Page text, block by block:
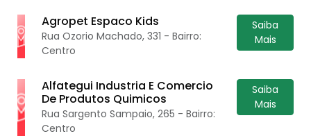
Agropet Espaco Kids
Rua Ozorio Machado, 331 - Bairro:
Centro
Saiba
Mais
Alfategui Industria E Comercio
De Produtos Quimicos
Rua Sargento Sampaio, 265 - Bairro:
Centro
Saiba
Mais